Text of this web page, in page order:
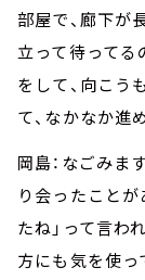
部屋で、廊下が
立って待ってる
をして、向こう
て、なかなか進
岡島：なごみま
り会ったことが
たね」って言わ
方にも気を使っ